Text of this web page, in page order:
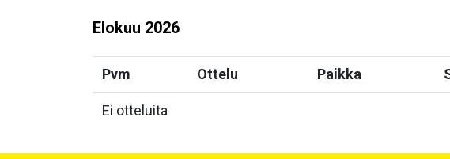
Elokuu 2026
Pvm Ottelu Paikka
Ei otteluita